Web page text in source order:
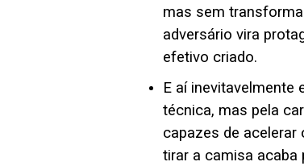
mas sem
adversário vira
efetivo criado.
E aí inevitavelmente
técnica, mas pela
capazes de
tirar a camisa